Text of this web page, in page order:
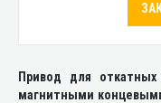
Привод для откатных
магнитными